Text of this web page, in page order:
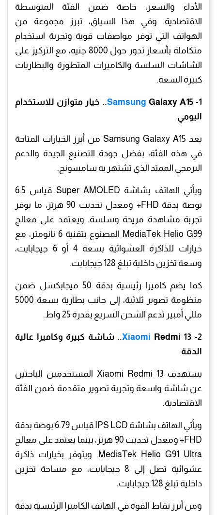
الأداء والسعر، خاصة ضمن الفئة المتوسطة
الاقتصادية. وفي هذا السياق، تبرز مجموعة من
الهواتف التي توفر مواصفات قوية وتجربة استخدام
متكاملة بأسعار تدور حول 8000 جنيه، مع التركيز على
الشاشات السلسة والكاميرات المتطورة والبطاريات
كبيرة السعة.
1-
SamsungGalaxy A15.. خيار متوازن للاستخدام
اليومي
يعد Samsung Galaxy A15 من أبرز الخيارات المتاحة
في هذه الفئة، بفضل جودة التصنيع الجيدة والدعم
البرمجي الممتد الذي تشتهر به سامسونج.
ويأتي الهاتف بشاشة Super AMOLED قياس 6.5
بوصة بدقة FHD+ ومعدل تحديث 90 هرتز، ما يوفر
تجربة مشاهدة مريحة وسلسة. ويعتمد على معالج
MediaTek Helio G99 المصنوع بتقنية 6 نانومتر، مع
خيارات للذاكرة العشوائية بسعة 4 أو 6 جيجابايت،
وسعة تخزين داخلية تبلغ 128 جيجابايت.
كما يضم كاميرا رئيسية بدقة 50 ميجابكسل ضمن
منظومة تصوير ثلاثية، إلى جانب بطارية بسعة 5000
مللي أمبير تدعم الشحن السريع بقدرة 25 واط.
2-
XiaomiRedmi 13.. شاشة كبيرة وكاميرا عالية
الدقة
يستهدف Xiaomi Redmi 13 المستخدمين الباحثين
عن شاشة واسعة وتجربة تصوير متقدمة ضمن الفئة
الاقتصادية.
ويأتي الهاتف بشاشة IPS LCD قياس 6.79 بوصة بدقة
FHD+ ومعدل تحديث 90 هرتز، بينما يعتمد على معالج
MediaTek Helio G91 Ultra. ويتوفر بخيارات ذاكرة
عشوائية تصل إلى 8 جيجابايت، مع مساحة تخزين
داخلية تبلغ 128 جيجابايت.
ومن أبرز نقاط القوة في الهاتف الكاميرا الرئيسية بدقة